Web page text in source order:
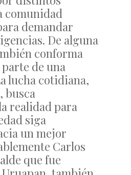
comunidad
demandar
De alguna
conforma
de una
lucha cotidiana,
busca
realidad para
siga
un mejor
Carlos
que fue